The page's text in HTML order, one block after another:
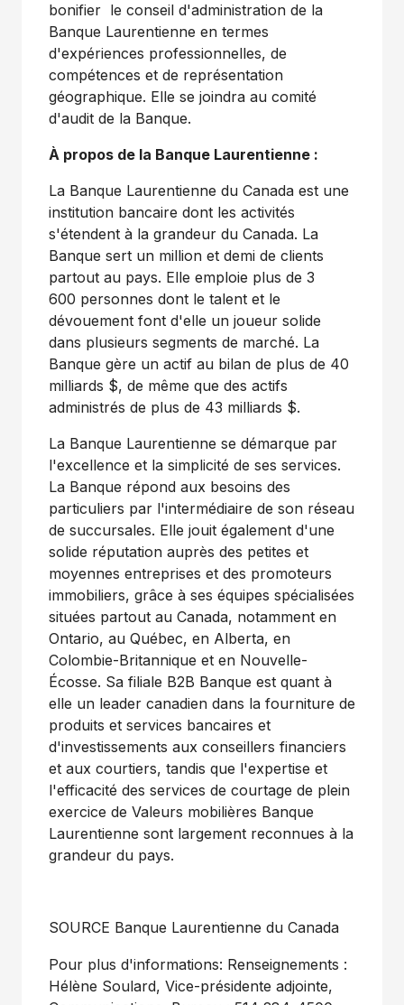
bonifier le conseil d'administration de la
Banque Laurentienne en termes
d'expériences professionnelles, de
compétences et de représentation
géographique. Elle se joindra au comité
d'audit de la Banque.
À propos de la Banque Laurentienne :
La Banque Laurentienne du Canada est une
institution bancaire dont les activités
s'étendent à la grandeur du Canada. La
Banque sert un million et demi de clients
partout au pays. Elle emploie plus de 3
600 personnes dont le talent et le
dévouement font d'elle un joueur solide
dans plusieurs segments de marché. La
Banque gère un actif au bilan de plus de 40
milliards $, de même que des actifs
administrés de plus de 43 milliards $.
La Banque Laurentienne se démarque par
l'excellence et la simplicité de ses services.
La Banque répond aux besoins des
particuliers par l'intermédiaire de son réseau
de succursales. Elle jouit également d'une
solide réputation auprès des petites et
moyennes entreprises et des promoteurs
immobiliers, grâce à ses équipes spécialisées
situées partout au Canada, notamment en
Ontario, au Québec, en Alberta, en
Colombie-Britannique et en Nouvelle-
Écosse. Sa filiale B2B Banque est quant à
elle un leader canadien dans la fourniture de
produits et services bancaires et
d'investissements aux conseillers financiers
et aux courtiers, tandis que l'expertise et
l'efficacité des services de courtage de plein
exercice de Valeurs mobilières Banque
Laurentienne sont largement reconnues à la
grandeur du pays.
SOURCE Banque Laurentienne du Canada
Pour plus d'informations: Renseignements :
Hélène Soulard, Vice-présidente adjointe,